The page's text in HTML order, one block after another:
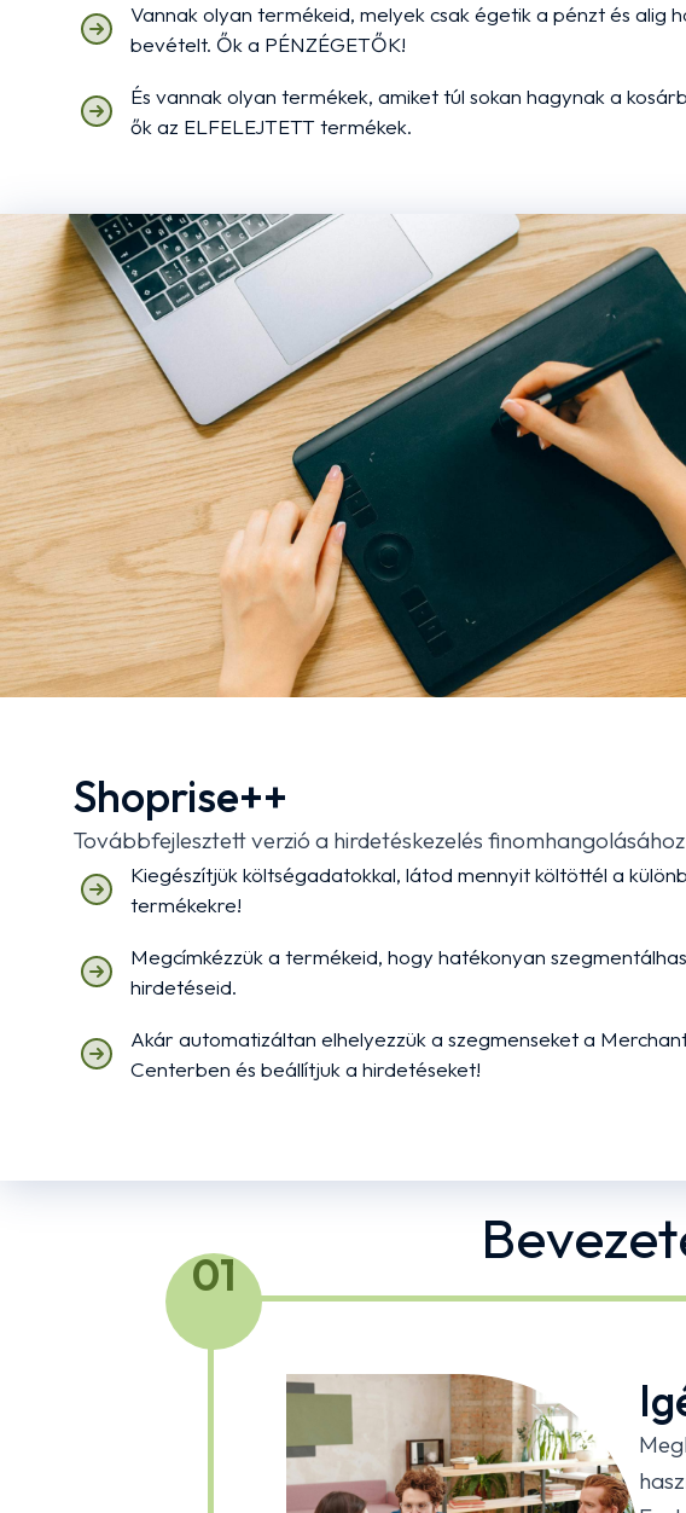
Vannak olyan termékeid, melyek csak égetik a pénzt és alig
bevételt. Ők a PÉNZÉGETŐK!
És vannak olyan termékek, amiket túl sokan hagynak a
ők az ELFELEJTETT termékek.
Shoprise++
Továbbfejlesztett verzió a hirdetéskezelés
Kiegészítjük költségadatokkal, látod mennyit költöttél a
termékekre!
Megcímkézzük a termékeid, hogy hatékonyan
hirdetéseid.
Akár automatizáltan elhelyezzük a szegmenseket a
Centerben és beállítjuk a hirdetéseket!
01